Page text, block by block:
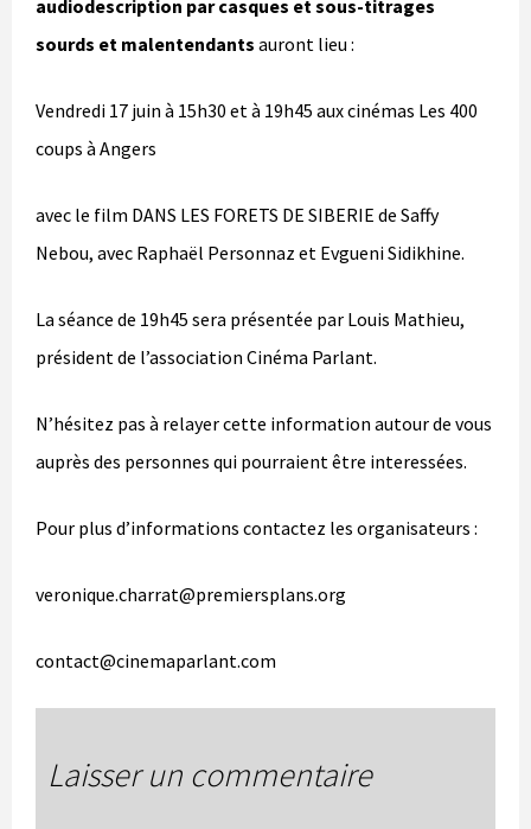
audiodescription par casques et sous-titrages
sourds et malentendants auront lieu :
Vendredi 17 juin à 15h30 et à 19h45 aux cinémas Les 400
coups à Angers
avec le film DANS LES FORETS DE SIBERIE de Saffy
Nebou, avec Raphaël Personnaz et Evgueni Sidikhine.
La séance de 19h45 sera présentée par Louis Mathieu,
président de l’association Cinéma Parlant.
N’hésitez pas à relayer cette information autour de vous
auprès des personnes qui pourraient être interessées.
Pour plus d’informations contactez les organisateurs :
veronique.charrat@premiersplans.org
contact@cinemaparlant.com
Laisser un commentaire